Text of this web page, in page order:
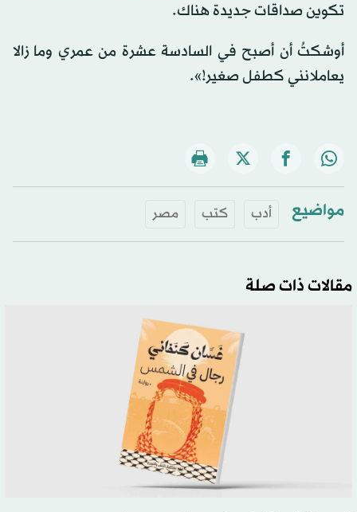
تكوين صداقات جديدة هناك.
أوشكتُ أن أصبح في السادسة عشرة من عمري وما زالا
يعاملانني كطفل صغير!».
مواضيع أدب كتب مصر
مقالات ذات صلة